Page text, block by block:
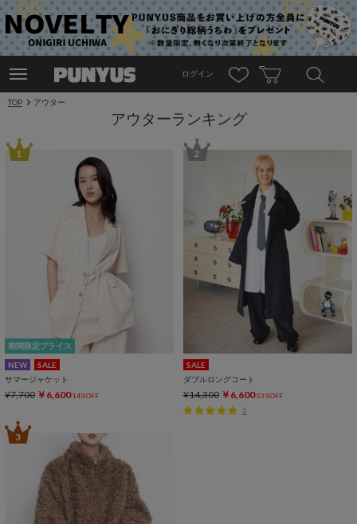
ログイン
TOP アウター
アウターランキング
期間限定プライス
1
NEW
SALE
サマージャケット
¥7,700 ￥6,600 14%OFF
2
SALE
ダブルロングコート
¥14,300 ￥6,600 53%OFF
2
3